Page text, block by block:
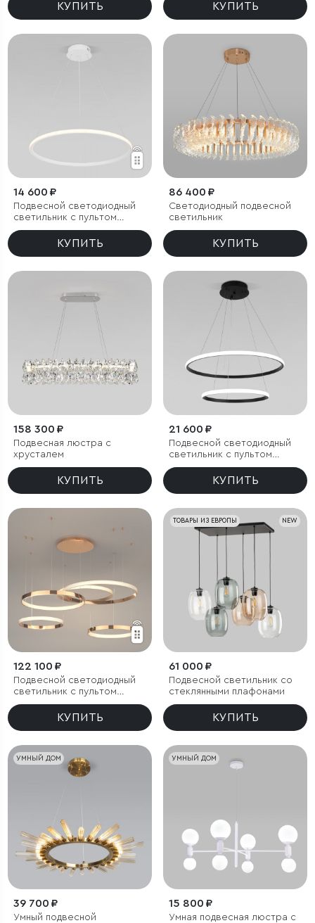
КУПИТЬ КУПИТЬ
14 600 ₽
Подвесной светодиодный
светильник с пультом
управления
КУПИТЬ
86 400 ₽
Светодиодный подвесной
светильник
КУПИТЬ
158 300 ₽
Подвесная люстра с
хрусталем
КУПИТЬ
21 600 ₽
Подвесной светодиодный
светильник с пультом
управления
КУПИТЬ
122 100 ₽
Подвесной светодиодный
светильник с пультом
управления
КУПИТЬ
NEW
ТОВАРЫ ИЗ ЕВРОПЫ
61 000 ₽
Подвесной светильник со
стеклянными плафонами
КУПИТЬ
УМНЫЙ ДОМ
39 700 ₽
Умный подвесной
УМНЫЙ ДОМ
15 800 ₽
Умная подвесная люстра с